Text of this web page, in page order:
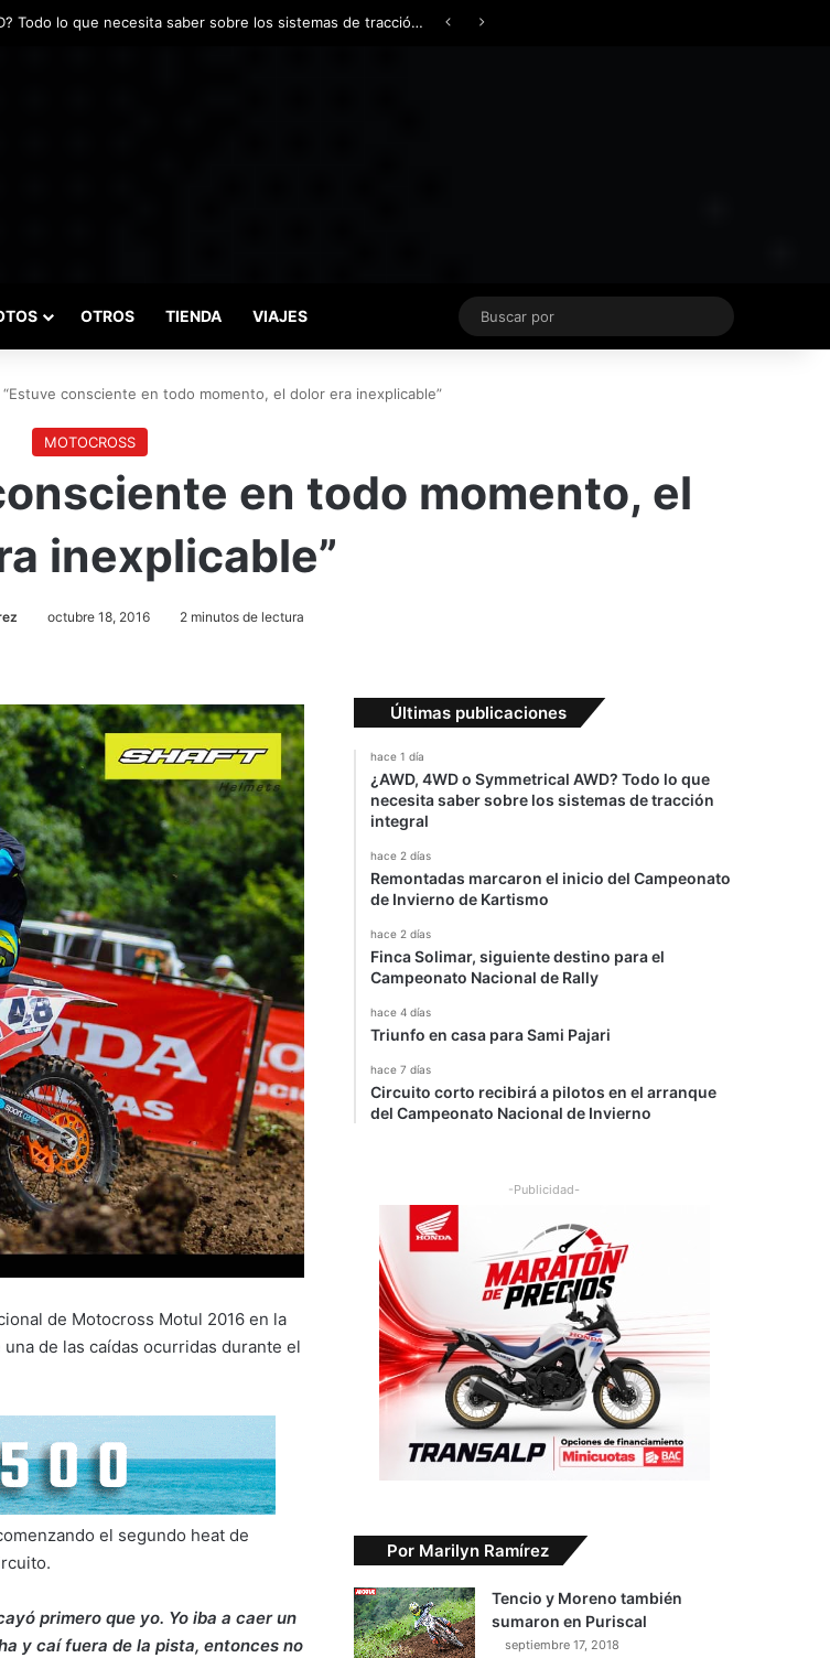
Campeonato de Invierno de Kartismo
OTROS TIENDA VIAJES
Buscar
por
“Estuve consciente en todo momento, el dolor era inexplicable”
MOTOCROSS
en todo momento, el
inexplicable”
octubre 18, 2016 2 minutos de lectura
de Motocross Motul 2016 en la
de las caídas ocurridas durante el
el segundo heat de
primero que yo. Yo iba a caer un
y caí fuera de la pista, entonces no
Últimas publicaciones
hace 1 día
¿AWD, 4WD o Symmetrical AWD? Todo lo que
necesita saber sobre los sistemas de tracción
integral
hace 2 días
Remontadas marcaron el inicio del Campeonato
de Invierno de Kartismo
hace 2 días
Finca Solimar, siguiente destino para el
Campeonato Nacional de Rally
hace 4 días
Triunfo en casa para Sami Pajari
hace 7 días
Circuito corto recibirá a pilotos en el arranque
del Campeonato Nacional de Invierno
-Publicidad-
Por Marilyn Ramírez
Tencio y Moreno también
sumaron en Puriscal
septiembre 17, 2018